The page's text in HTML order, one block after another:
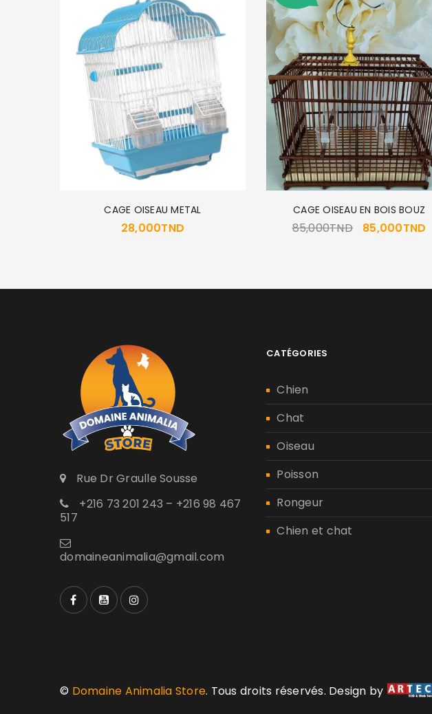
SE CONNECTER
MOT DE PASSE PERDU ?
CAGE OISEAU METAL
28,000TND
CAGE OISEAU EN BOIS BOUZ
85,000TND 85,000TND
Rue Dr Graulle Sousse
+216 73 201 243 – +216 98 467
517
domaineanimalia@gmail.com
CATÉGORIES
Chien
Chat
Oiseau
Poisson
Rongeur
Chien et chat
© Domaine Animalia Store. Tous droits réservés. Design by